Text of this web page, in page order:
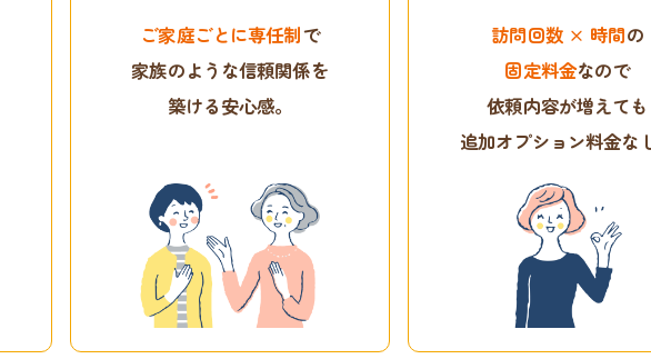
ご家庭ごとに専任制で
家族のような信頼関係を
築ける安心感。
訪問回数 × 時間の
固定料金なので
依頼内容が増えても
追加オプション料金な